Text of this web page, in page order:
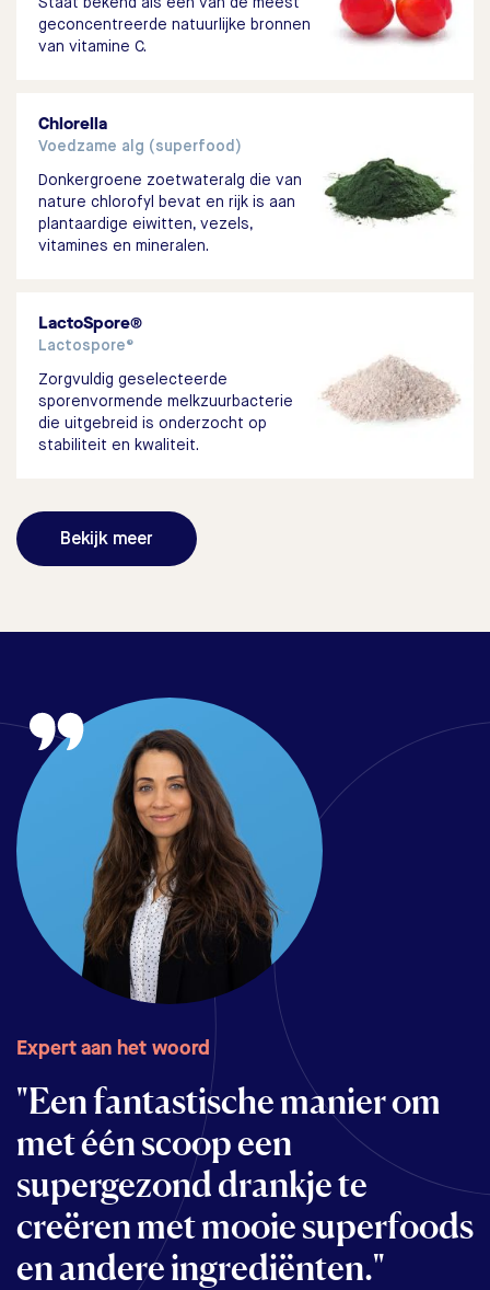
Staat bekend als een van de meest
geconcentreerde natuurlijke bronnen
van vitamine C.
Chlorella
Voedzame alg (superfood)
Donkergroene zoetwateralg die van
nature chlorofyl bevat en rijk is aan
plantaardige eiwitten, vezels,
vitamines en mineralen.
LactoSpore®
Lactospore®
Zorgvuldig geselecteerde
sporenvormende melkzuurbacterie
die uitgebreid is onderzocht op
stabiliteit en kwaliteit.
Bekijk meer
Expert aan het woord
"Een fantastische manier om
met één scoop een
supergezond drankje te
creëren met mooie superfoods
en andere ingrediënten."